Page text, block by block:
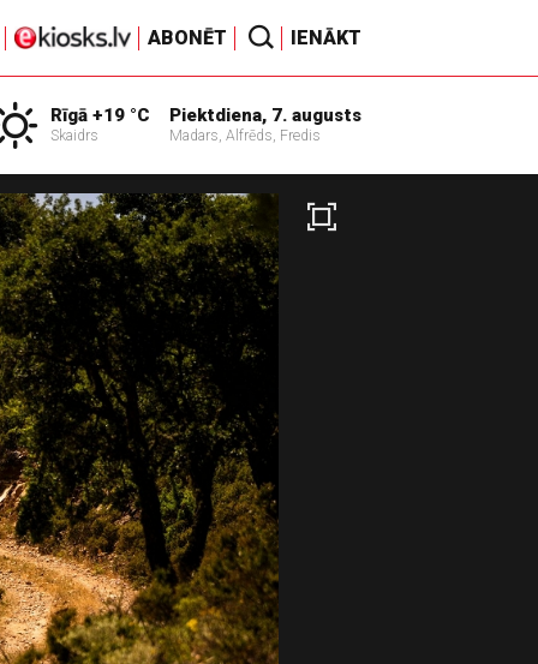
ABONĒT IENĀKT
Rīgā +19 °C
Skaidrs
Piektdiena, 7. augusts
Madars, Alfrēds, Fredis